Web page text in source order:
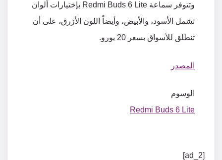
وتتوفر سماعة Redmi Buds 6 Lite بإختيارات ألوان
تشمل الأسود، والأبيض، وأيضاً اللون الأزرق، على أن
تنطلق للأسواق بسعر 20 يورو.
المصدر
الوسوم
Redmi Buds 6 Lite
[ad_2]